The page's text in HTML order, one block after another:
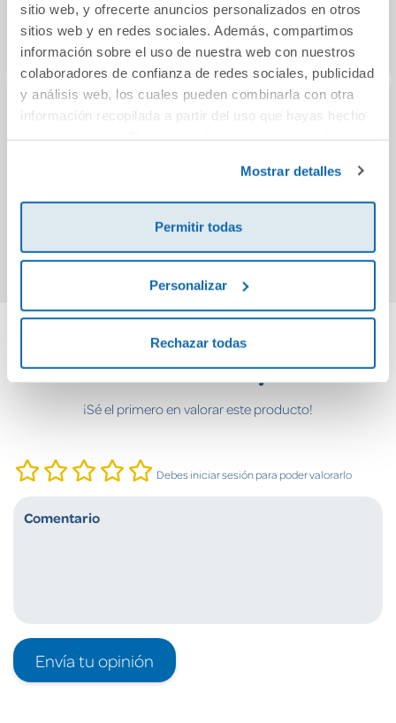
sitio web, y ofrecerte anuncios personalizados en otros
sitios web y en redes sociales. Además, compartimos
información sobre el uso de nuestra web con nuestros
colaboradores de confianza de redes sociales, publicidad
y análisis web, los cuales pueden combinarla con otra
información recopilada a partir del uso que hayas hecho
Mostrar detalles
Permitir todas
Personalizar
Rechazar todas
y Literatura I
25,95€
ADVANCED.Stude
nt
37,42€ 35,55€
Comprar
Cuéntanos tu opinión
¡Sé el primero en valorar este producto!
Debes iniciar sesión para poder valorarlo
Envía tu opinión